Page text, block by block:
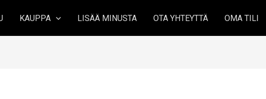
KAUPPA LISÄÄ MINUSTA OTA YHTEYTTÄ OMA TILI